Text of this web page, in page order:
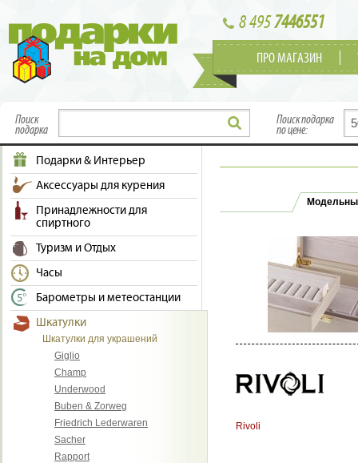
8 4957446551
ПРО МАГАЗИН
Поиск
подарка
Поиск подарка
по цене:
Подарки & Интерьер
Аксессуары для курения
Принадлежности для
спиртного
Туризм и Отдых
Часы
Барометры и метеостанции
Шкатулки
Шкатулки для украшений
Giglio
Champ
Underwood
Buben & Zorweg
Friedrich Lederwaren
Sacher
Rapport
Rivoli